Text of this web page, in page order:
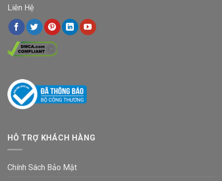
Liên Hệ
HỖ TRỢ KHÁCH HÀNG
Chính Sách Bảo Mật